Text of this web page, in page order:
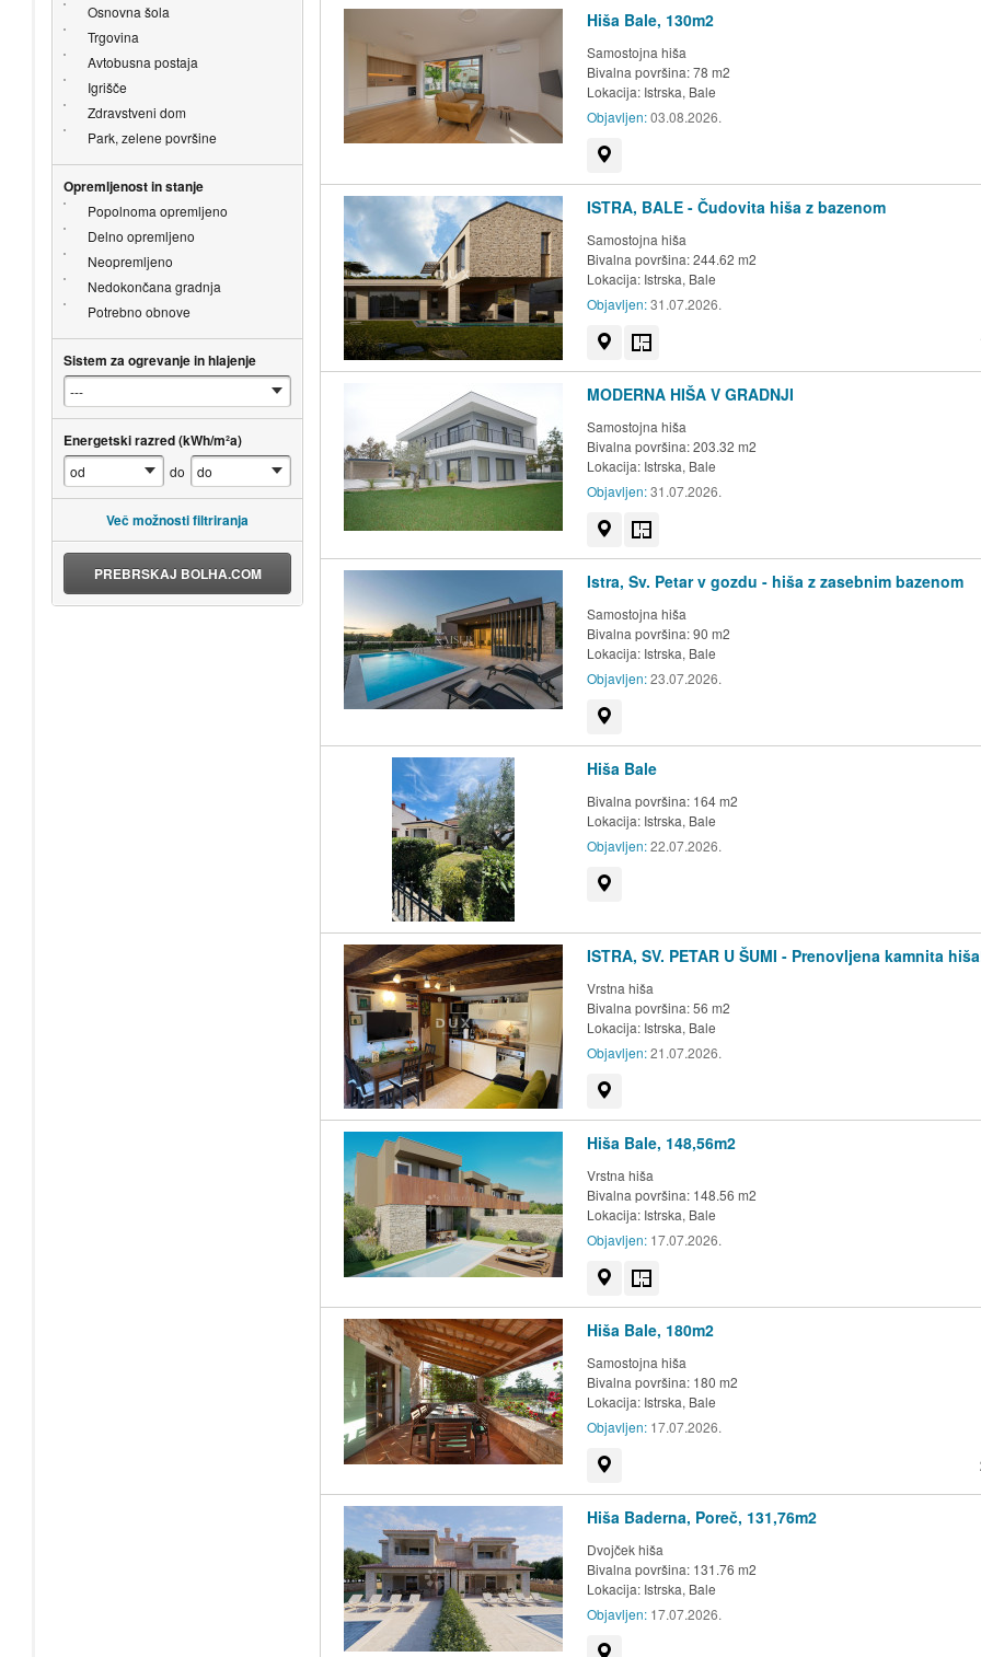
Hiša Bale, 130m2
Samostojna hiša
Bivalna površina: 78 m2
Lokacija: Istrska, Bale
Objavljen:03.08.2026.
ISTRA, BALE - Čudovita hiša z bazenom
Samostojna hiša
Bivalna površina: 244.62 m2
Lokacija: Istrska, Bale
Objavljen:31.07.2026.
MODERNA HIŠA V GRADNJI
Samostojna hiša
Bivalna površina: 203.32 m2
Lokacija: Istrska, Bale
Objavljen:31.07.2026.
Istra, Sv. Petar v gozdu - hiša z zasebnim bazenom
Samostojna hiša
Bivalna površina: 90 m2
Lokacija: Istrska, Bale
Objavljen:23.07.2026.
Hiša Bale
Bivalna površina: 164 m2
Lokacija: Istrska, Bale
Objavljen:22.07.2026.
ISTRA, SV. PETAR U ŠUMI - Prenovljena kamnita
Vrstna hiša
Bivalna površina: 56 m2
Lokacija: Istrska, Bale
Objavljen:21.07.2026.
Hiša Bale, 148,56m2
Vrstna hiša
Bivalna površina: 148.56 m2
Lokacija: Istrska, Bale
Objavljen: 17.07.2026.
Hiša Bale, 180m2
Samostojna hiša
Bivalna površina: 180 m2
Lokacija: Istrska, Bale
Objavljen: 17.07.2026.
Hiša Baderna, Poreč, 131,76m2
Dvojček hiša
Bivalna površina: 131.76 m2
Lokacija: Istrska, Bale
Objavljen: 17.07.2026.
Osnovna šola
Trgovina
Avtobusna postaja
Igrišče
Zdravstveni dom
Park, zelene površine
Opremljenost in stanje
Popolnoma opremljeno
Delno opremljeno
Neopremljeno
Nedokončana gradnja
Potrebno obnove
Sistem za ogrevanje in hlajenje
Energetski razred (kWh/m²a)
do
Več možnosti filtriranja
PREBRSKAJ BOLHA.COM